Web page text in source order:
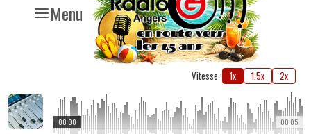
Menu
Vitesse : 1x 1.5x 2x
00:05
00:00